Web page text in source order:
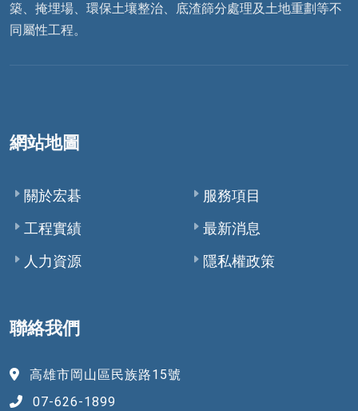
築、掩埋場、環保土壤整治、底渣篩分處理及土地重劃等不
同屬性工程。
網站地圖
關於宏碁
工程實績
人力資源
服務項目
最新消息
隱私權政策
聯絡我們
高雄市岡山區民族路15號
07-626-1899